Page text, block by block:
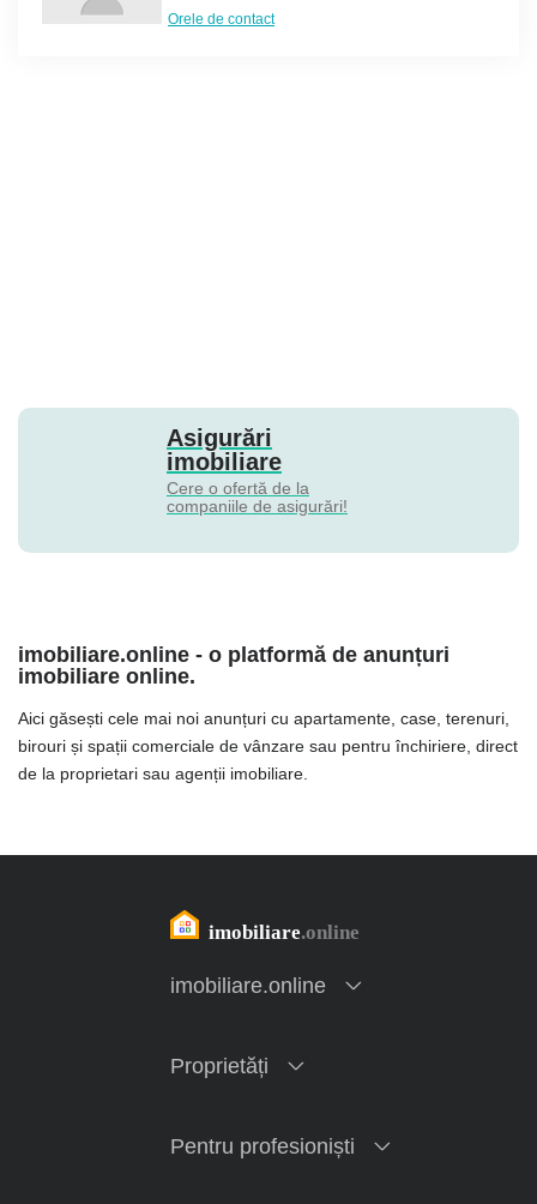
Orele de contact
Asigurări
imobiliare
Cere o ofertă de la
companiile de asigurări!
imobiliare.online - o platformă de anunțuri
imobiliare online.
Aici găsești cele mai noi anunțuri cu apartamente, case, terenuri,
birouri și spații comerciale de vânzare sau pentru închiriere, direct
de la proprietari sau agenții imobiliare.
imobiliare.online
Proprietăți
Pentru profesioniști